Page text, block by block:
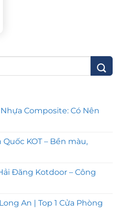
Composite: Có Nên
KOT – Bền màu,
Đăng Kotdoor – Công
An | Top 1 Cửa Phòng